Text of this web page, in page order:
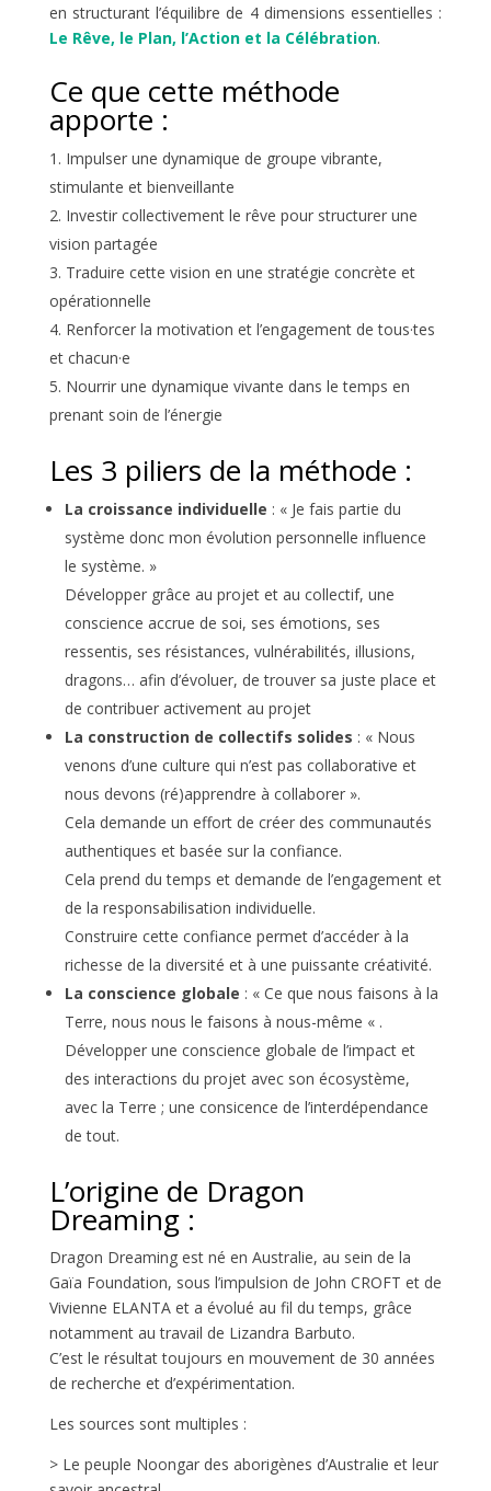
en structurant l’équilibre de 4 dimensions essentielles :
Le Rêve, le Plan, l’Action et la Célébration.
Ce que cette méthode
apporte :
Impulser une dynamique de groupe vibrante,
stimulante et bienveillante
Investir collectivement le rêve pour structurer une
vision partagée
Traduire cette vision en une stratégie concrète et
opérationnelle
Renforcer la motivation et l’engagement de tous·tes
et chacun·e
Nourrir une dynamique vivante dans le temps en
prenant soin de l’énergie
Les 3 piliers de la méthode :
La croissance individuelle : « Je fais partie du
système donc mon évolution personnelle influence
le système. »
Développer grâce au projet et au collectif, une
conscience accrue de soi, ses émotions, ses
ressentis, ses résistances, vulnérabilités, illusions,
dragons… afin d’évoluer, de trouver sa juste place et
de contribuer activement au projet
La construction de collectifs solides : « Nous
venons d’une culture qui n’est pas collaborative et
nous devons (ré)apprendre à collaborer ».
Cela demande un effort de créer des communautés
authentiques et basée sur la confiance.
Cela prend du temps et demande de l’engagement et
de la responsabilisation individuelle.
Construire cette confiance permet d’accéder à la
richesse de la diversité et à une puissante créativité.
La conscience globale : « Ce que nous faisons à la
Terre, nous nous le faisons à nous-même « .
Développer une conscience globale de l’impact et
des interactions du projet avec son écosystème,
avec la Terre ; une consicence de l’interdépendance
de tout.
L’origine de Dragon
Dreaming :
Dragon Dreaming est né en Australie, au sein de la
Gaïa Foundation, sous l’impulsion de John CROFT et de
Vivienne ELANTA et a évolué au fil du temps, grâce
notamment au travail de Lizandra Barbuto.
C’est le résultat toujours en mouvement de 30 années
de recherche et d’expérimentation.
Les sources sont multiples :
> Le peuple Noongar des aborigènes d’Australie et leur